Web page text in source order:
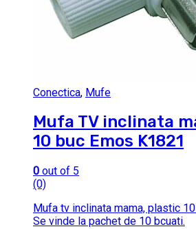
Conectica, Mufe
Mufa TV inclinata
10 buc Emos K1821
0 out of 5
(0)
Mufa tv inclinata mama, plastic
Se vinde la pachet de 10 bcuati.